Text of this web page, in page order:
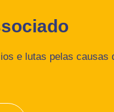
e lutas pelas